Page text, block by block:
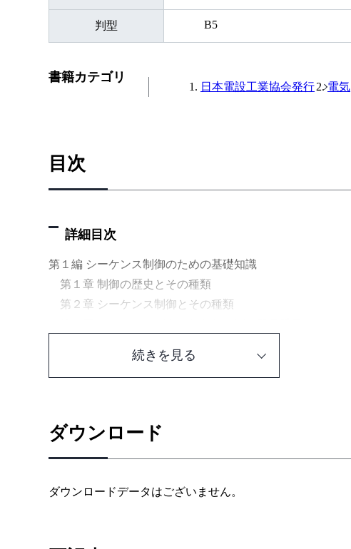
判型 B5
書籍カテゴリ
日本電設工業協会発行 電気
目次
詳細目次
第１編 シーケンス制御のための基礎知識
第１章 制御の歴史とその種類
第２章 シーケンス制御とその種類
第５章 “ON 信号”・“OFF 信号”をつくる電磁リレー
第８章 展開接続図の書き方
第９章 論理回路—NOT回路・NAND回路・NOR回路
第２編 シーケンス制御の基本回路とその実例
続きを見る
ダウンロード
ダウンロードデータはございません。